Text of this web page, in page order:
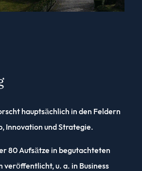
hauptsächlich in den Feldern
Innovation und Strategie.
80 Aufsätze in begutachteten
veröffentlicht, u. a. in Business